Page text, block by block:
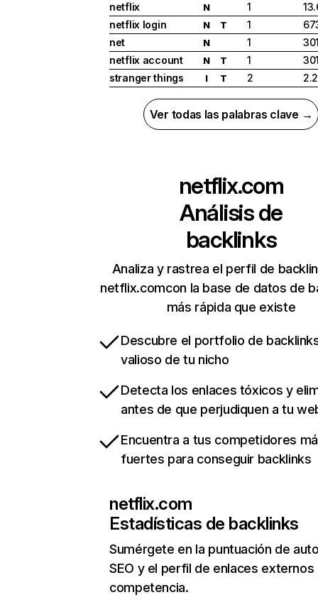
netflix
N 1
netflix login
N T 1
net
N 1
netflix account
N T 1
stranger things
I T 2
Ver todas las palabras clave →
netflix.com
Análisis de
backlinks
Analiza y rastrea el perfil de
netflix.comcon la base de datos de
más rápida que existe
Descubre el portfolio de
valioso de tu nicho
Detecta los enlaces tóxicos y
antes de que perjudiquen a tu
Encuentra a tus competidores
fuertes para conseguir backlinks
netflix.com
Estadísticas de backlinks
Sumérgete en la puntuación de
SEO y el perfil de enlaces externos
competencia.